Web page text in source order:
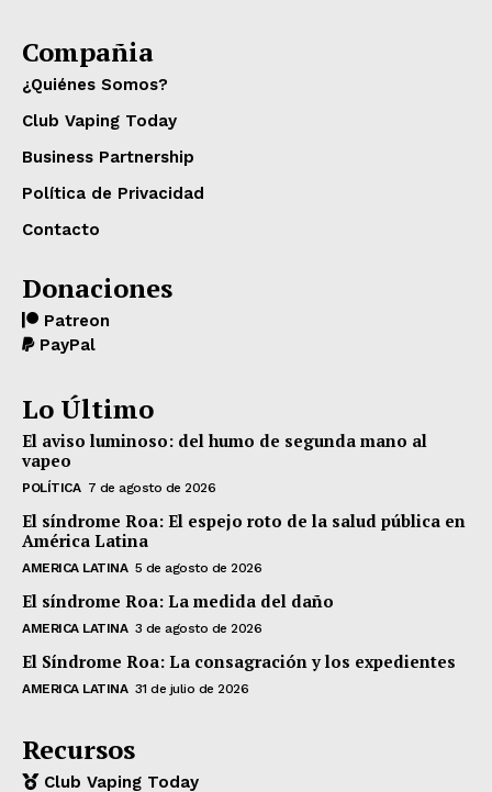
Compañia
¿Quiénes Somos?
Club Vaping Today
Business Partnership
Política de Privacidad
Contacto
Donaciones
Patreon
PayPal
Lo Último
El aviso luminoso: del humo de segunda mano al
vapeo
POLÍTICA 7 de agosto de 2026
El síndrome Roa: El espejo roto de la salud pública en
América Latina
AMERICA LATINA 5 de agosto de 2026
El síndrome Roa: La medida del daño
AMERICA LATINA 3 de agosto de 2026
El Síndrome Roa: La consagración y los expedientes
AMERICA LATINA 31 de julio de 2026
Recursos
Club Vaping Today